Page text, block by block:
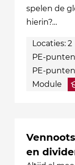
spelen de
hierin?…
Locaties: 2
PE-punten
PE-
Module
en